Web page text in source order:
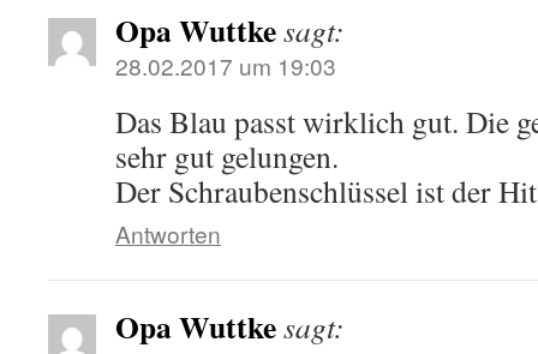
Opa Wuttkesagt:
28.02.2017 um 19:03
Das Blau passt wirklich gut. Die
sehr gut gelungen.
Der Schraubenschlüssel ist der
Antworten
Opa Wuttkesagt: